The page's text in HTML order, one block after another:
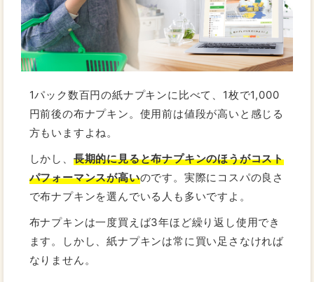
1パック数百円の紙ナプキンに比べて、1枚で1,000
円前後の布ナプキン。使用前は値段が高いと感じる
方もいますよね。
しかし、 長期的に見ると布ナプキンのほうがコスト
パフォーマンスが高いのです。実際にコスパの良さ
で布ナプキンを選んでいる人も多いですよ。
布ナプキンは一度買えば3年ほど繰り返し使用でき
ます。しかし、紙ナプキンは常に買い足さなければ
なりません。